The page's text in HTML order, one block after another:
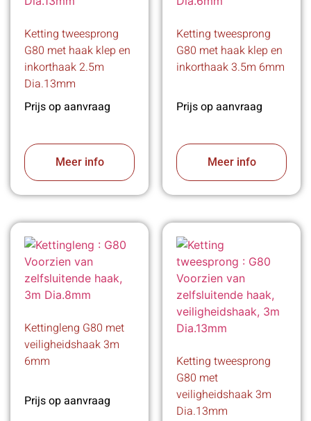
Ketting tweesprong
G80 met haak klep en
inkorthaak 2.5m
Dia.13mm
Prijs op aanvraag
Meer info
Ketting tweesprong
G80 met haak klep en
inkorthaak 3.5m 6mm
Prijs op aanvraag
Meer info
Kettingleng G80 met
veiligheidshaak 3m
6mm
Prijs op aanvraag
Ketting tweesprong
G80 met
veiligheidshaak 3m
Dia.13mm